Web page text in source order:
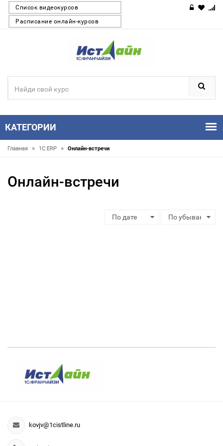
Список видеокурсов
Расписание онлайн-курсов
КАТЕГОРИИ
Главная » 1С:ERP » Онлайн-встречи
Онлайн-встречи
kovjv@1cistline.ru